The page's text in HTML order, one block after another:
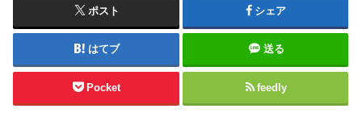
ポスト シェア
はてブ 送る
Pocket feedly